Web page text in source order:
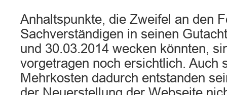
Anhaltspunkte, die Zweifel an den
Sachverständigen in seinen
und 30.03.2014 wecken könnten,
vorgetragen noch ersichtlich. Auch
Mehrkosten dadurch entstanden